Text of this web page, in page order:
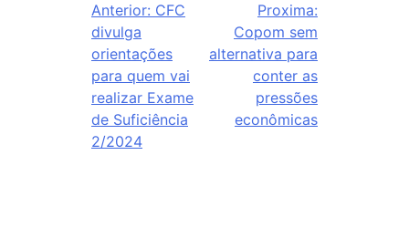
Anterior: CFC
divulga
orientações
para quem vai
realizar Exame
de Suficiência
2/2024
Proxima:
Copom sem
alternativa para
conter as
pressões
econômicas